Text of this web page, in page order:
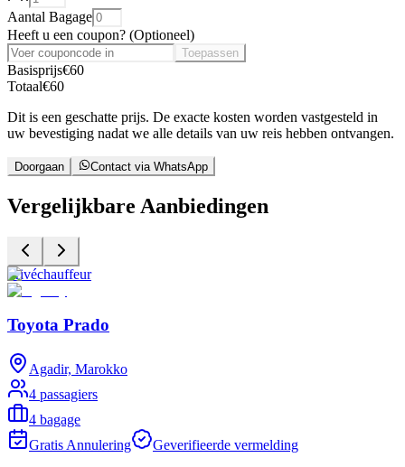
Aantal Bagage
Heeft u een coupon? (Optioneel)
Toepassen
Basisprijs€60
Totaal€60
Dit is een geschatte prijs. De exacte kosten worden vastgesteld in
uw bevestiging nadat we alle details van uw reis hebben ontvangen.
Doorgaan Contact via WhatsApp
Vergelijkbare Aanbiedingen
Privéchauffeur
Toyota Prado
Agadir, Marokko
4 passagiers
4 bagage
Gratis Annulering
Geverifieerde vermelding